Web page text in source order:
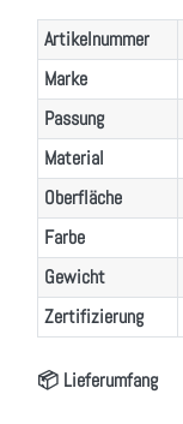
Artikelnummer
Marke
Passung
Material
Oberfläche
Farbe
Gewicht
Zertifizierung
📦 Lieferumfang